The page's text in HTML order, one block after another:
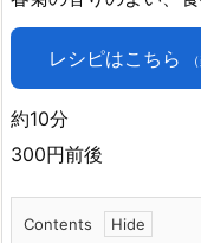
レシピはこちら
約10分
300円前後
Contents